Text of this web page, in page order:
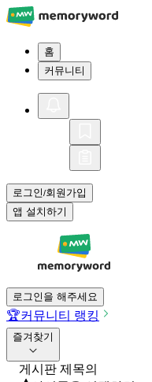
홈
커뮤니티
로그인/회원가입
앱 설치하기
로그인을 해주세요
🏆커뮤니티 랭킹
즐겨찾기
게시판 제목의